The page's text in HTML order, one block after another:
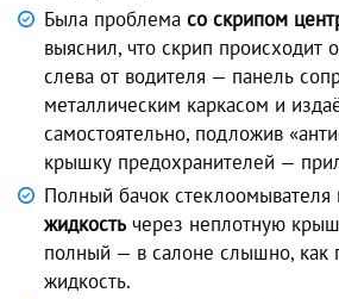
Была проблема со скрипом
выяснил, что скрип происходит
слева от водителя — панель
металлическим каркасом и
самостоятельно, подложив
крышку предохранителей —
Полный бачок стеклоомывателя
жидкость через неплотную
полный — в салоне слышно, как
жидкость.